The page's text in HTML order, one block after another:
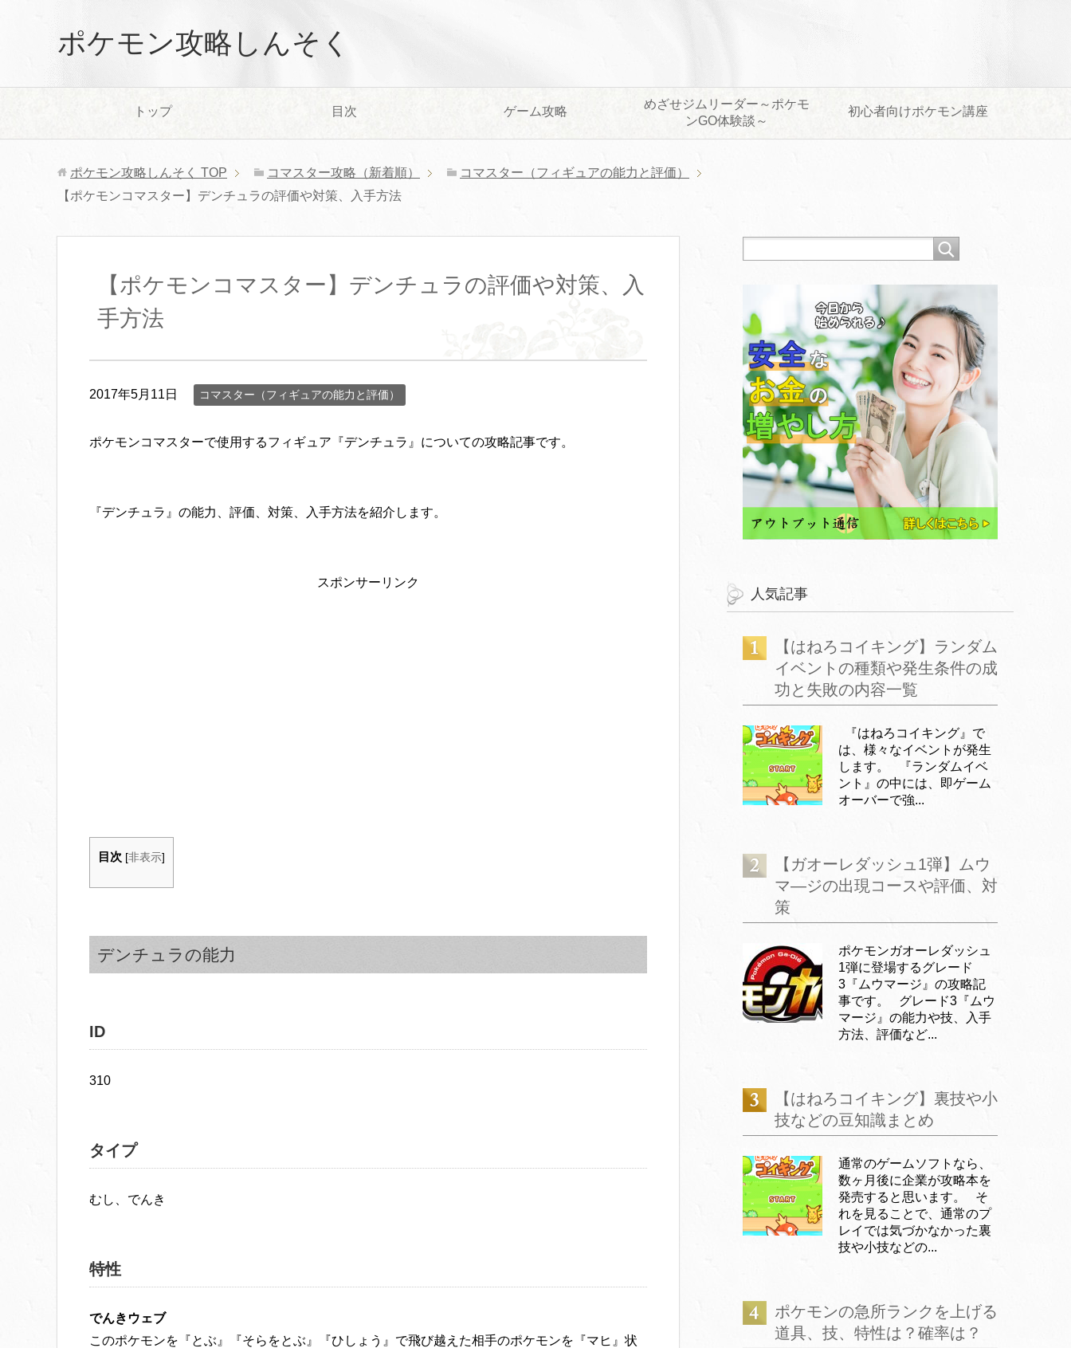
ポケモン攻略しんそく
トップ 目次 ゲーム攻略
めざせジムリーダー～ポケモ
ンGO体験談～
初心者向けポケモン講座
ポケモン攻略しんそく TOP コマスター攻略（新着順）
コマスター（フィギュアの能力と評価）
【ポケモンコマスター】デンチュラの評価や対策、入手方法
【ポケモンコマスター】デンチュラの評価や対策、入
手方法
2017年5月11日 コマスター（フィギュアの能力と評価）
ポケモンコマスターで使用するフィギュア『デンチュラ』についての攻略記事です。
『デンチュラ』の能力、評価、対策、入手方法を紹介します。
スポンサーリンク
目次 [非表示]
デンチュラの能力
ID
310
タイプ
むし、でんき
特性
でんきウェブ
このポケモンを『とぶ』『そらをとぶ』『ひしょう』で飛び越えた相手のポケモンを『マヒ』状
人気記事
【はねろコイキング】ランダム
イベントの種類や発生条件の成
功と失敗の内容一覧
『はねろコイキング』で
は、様々なイベントが発生
します。 『ランダムイベ
ント』の中には、即ゲーム
オーバーで強...
【ガオーレダッシュ1弾】ムウ
マ―ジの出現コースや評価、対
策
ポケモンガオーレダッシュ
1弾に登場するグレード
3『ムウマージ』の攻略記
事です。 グレード3『ムウ
マージ』の能力や技、入手
方法、評価など...
【はねろコイキング】裏技や小
技などの豆知識まとめ
通常のゲームソフトなら、
数ヶ月後に企業が攻略本を
発売すると思います。 そ
れを見ることで、通常のプ
レイでは気づかなかった裏
技や小技などの...
ポケモンの急所ランクを上げる
道具、技、特性は？確率は？